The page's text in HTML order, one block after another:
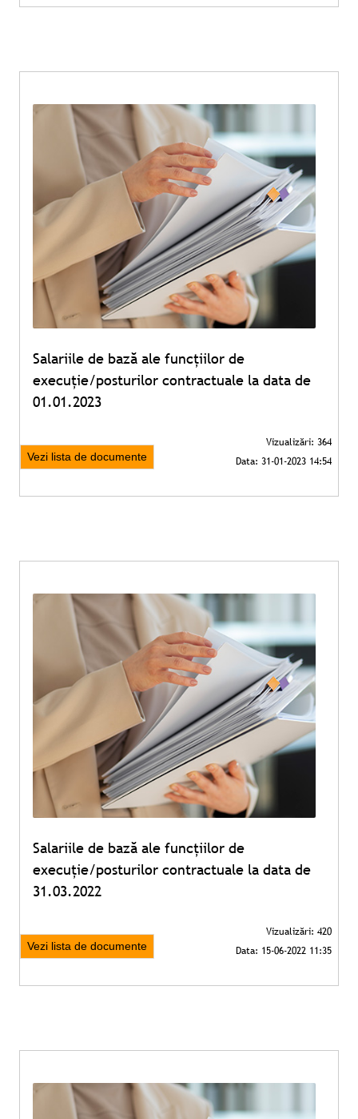
Salariile de bază ale funcțiilor de
execuție/posturilor contractuale la data de
01.01.2023
Vezi lista de documente
Salariile de bază ale funcțiilor de
execuție/posturilor contractuale la data de
31.03.2022
Vezi lista de documente